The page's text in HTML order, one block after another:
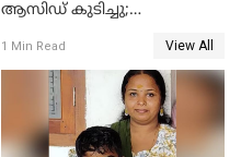
ആസിഡ് കുടിച്ചു;
മരിച്ചു
1 Min Read View All